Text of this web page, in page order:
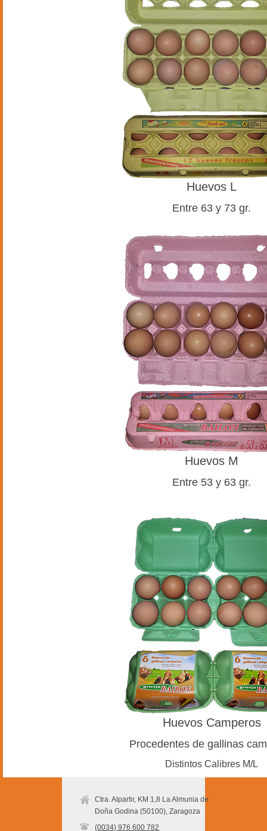
Huevos L
Entre 63 y 73 gr.
Huevos M
Entre 53 y 63 gr.
Huevos Camperos
Procedentes de gallinas
Distintos Calibres M/L
Ctra. Alpartir, KM 1,8 La Almunia de
Doña Godina (50100), Zaragoza
(0034) 976 600 782